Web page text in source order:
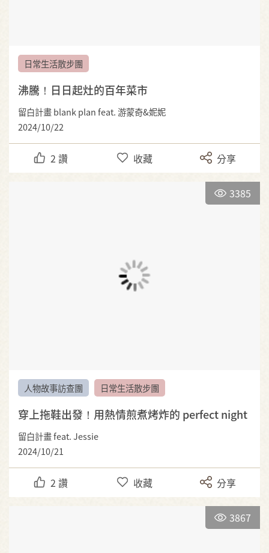
日常生活散步團
沸騰！日日起灶的百年菜市
留白計畫 blank plan feat. 游蒙奇&妮妮
2024/10/22
2 讚 收藏 分享
3385
人物故事訪查團 日常生活散步團
穿上拖鞋出發！用熱情煎煮烤炸的 perfect night
留白計畫 feat. Jessie
2024/10/21
2 讚 收藏 分享
3867